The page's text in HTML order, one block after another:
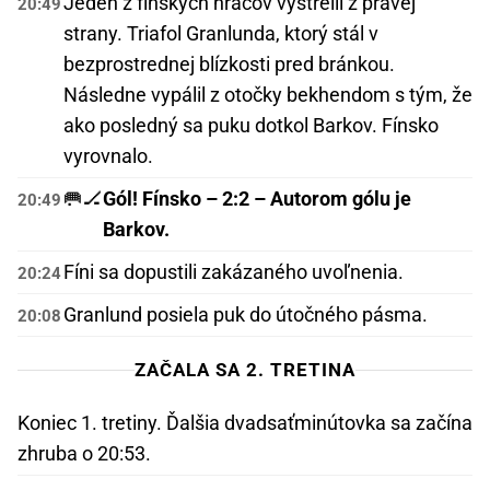
20:49
strany. Triafol Granlunda, ktorý stál v
bezprostrednej blízkosti pred bránkou.
Následne vypálil z otočky bekhendom s tým, že
ako posledný sa puku dotkol Barkov. Fínsko
vyrovnalo.
20:49 🥅🏒Gól! Fínsko – 2:2 – Autorom gólu je
Barkov.
20:24Fíni sa dopustili zakázaného uvoľnenia.
20:08 Granlund posiela puk do útočného pásma.
ZAČALA SA 2. TRETINA
Koniec 1. tretiny. Ďalšia dvadsaťminútovka sa začína
zhruba o 20:53.